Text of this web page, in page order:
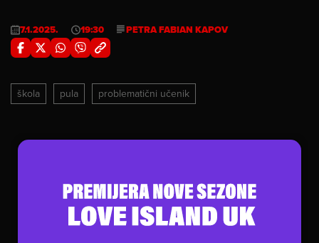
7.1.2025. 19:30 PETRA FABIAN KAPOV
škola pula problematični učenik